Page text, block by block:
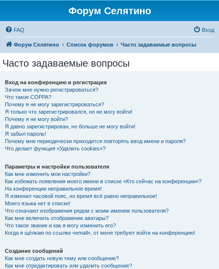
Форум Селятино
FAQ Вход
Форум Селятино Список форумов Часто задаваемые вопросы
Часто задаваемые вопросы
Вход на конференцию и регистрация
Зачем мне нужно регистрироваться?
Что такое COPPA?
Почему я не могу зарегистрироваться?
Я только что зарегистрировался, но не могу войти!
Почему я не могу войти?
Я давно зарегистрирован, но больше не могу войти!
Я забыл пароль!
Почему мне периодически приходится повторять ввод имени и пароля?
Что делает функция «Удалить cookies»?
Параметры и настройки пользователя
Как мне изменить мои настройки?
Как избежать появления моего имени в списке «Кто сейчас на конференции»?
На конференции неправильное время!
Я изменил часовой пояс, но время всё равно неправильное!
Моего языка нет в списке!
Что означают изображения рядом с моим именем пользователя?
Как мне включить отображение аватары?
Что такое звание и как я могу изменить его?
Когда я щёлкаю по ссылке «email», от меня требуют войти на конференцию!
Создание сообщений
Как мне создать новую тему или сообщение?
Как мне отредактировать или удалить сообщение?